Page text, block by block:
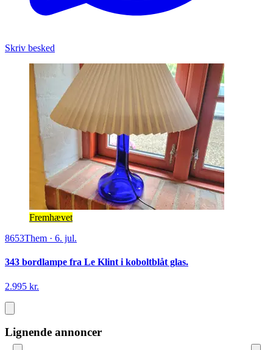
Skriv besked
Fremhævet
8653Them · 6. jul.
343 bordlampe fra Le Klint i koboltblåt glas.
2.995 kr.
Lignende annoncer